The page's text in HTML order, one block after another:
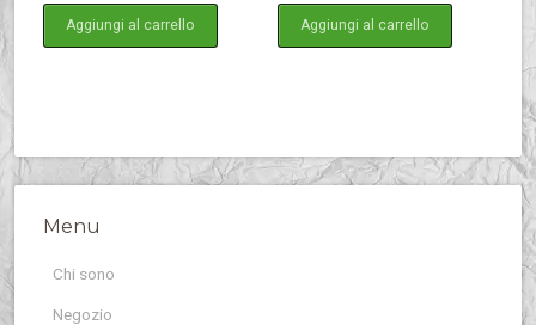
Aggiungi al carrello Aggiungi al carrello
Menu
Chi sono
Negozio